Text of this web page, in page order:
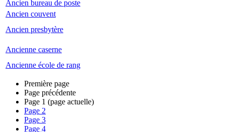
Ancien bureau de poste
Ancien couvent
Ancien presbytère
Ancienne caserne
Ancienne école de rang
Première page
Page précédente
Page 1 (page actuelle)
Page 2
Page 3
Page 4